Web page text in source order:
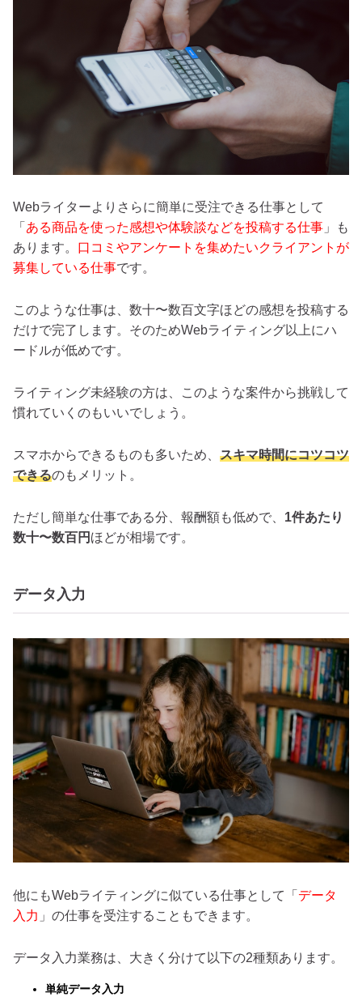
Webライターよりさらに簡単に受注できる仕事として
「 ある商品を使った感想や体験談などを投稿する仕事 」も
あります。 口コミやアンケートを集めたいクライアントが
募集している仕事です。
このような仕事は、数十〜数百文字ほどの感想を投稿する
だけで完了します。そのためWebライティング以上にハ
ードルが低めです。
ライティング未経験の方は、このような案件から挑戦して
慣れていくのもいいでしょう。
スマホからできるものも多いため、 スキマ時間にコツコツ
できるのもメリット。
ただし簡単な仕事である分、報酬額も低めで、 1件あたり
数十〜数百円 ほどが相場です。
データ入力
他にもWebライティングに似ている仕事として「 データ
入力 」の仕事を受注することもできます。
データ入力業務は、大きく分けて以下の2種類あります。
単純データ入力